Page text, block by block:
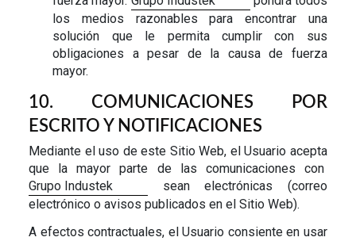
los medios razonables para encontrar una
solución que le permita cumplir con sus
obligaciones a pesar de la causa de fuerza
mayor.
10. COMUNICACIONES POR
ESCRITO Y NOTIFICACIONES
Mediante el uso de este Sitio Web, el Usuario acepta
que la mayor parte de las comunicaciones con
Grupo Industek
sean electrónicas (correo
electrónico o avisos publicados en el Sitio Web).
A efectos contractuales, el Usuario consiente en usar